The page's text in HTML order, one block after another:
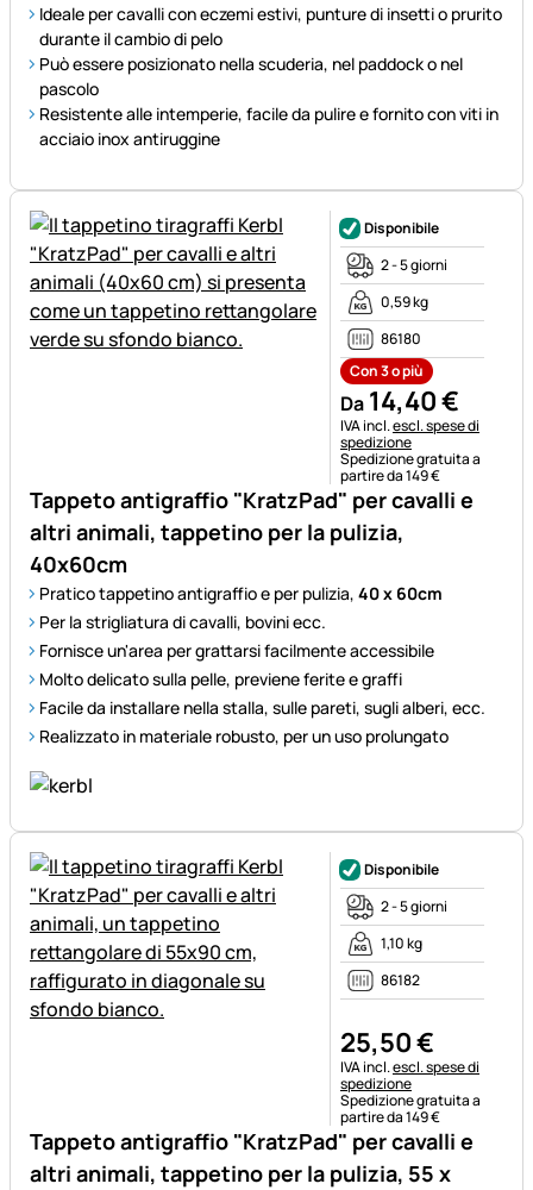
Ideale per cavalli con eczemi estivi, punture di insetti o prurito
durante il cambio di pelo
Può essere posizionato nella scuderia, nel paddock o nel
pascolo
Resistente alle intemperie, facile da pulire e fornito con viti in
acciaio inox antiruggine
Tappeto antigraffio "KratzPad" per cavalli e
altri animali, tappetino per la pulizia,
40x60cm
Pratico tappetino antigraffio e per pulizia, 40 x 60cm
Per la strigliatura di cavalli, bovini ecc.
Fornisce un'area per grattarsi facilmente accessibile
Molto delicato sulla pelle, previene ferite e graffi
Facile da installare nella stalla, sulle pareti, sugli alberi, ecc.
Realizzato in materiale robusto, per un uso prolungato
Disponibile
2 - 5 giorni
0,59 kg
86180
Con 3 o più
Da 14,40€
Informazioni fiscali:
IVA incl.escl. spese di
spedizione
Spedizione gratuita a
partire da 149 €
Tappeto antigraffio "KratzPad" per cavalli e
altri animali, tappetino per la pulizia, 55 x
Disponibile
2 - 5 giorni
1,10 kg
86182
25,50€
Informazioni fiscali:
IVA incl.escl. spese di
spedizione
Spedizione gratuita a
partire da 149 €